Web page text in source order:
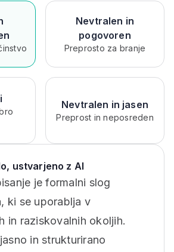
Nevtralen in
pogovoren
Preprosto za branje
Nevtralen in jasen
Preprost in neposreden
ustvarjeno z AI
je formalni slog
ki se uporablja v
in raziskovalnih okoljih.
in strukturirano